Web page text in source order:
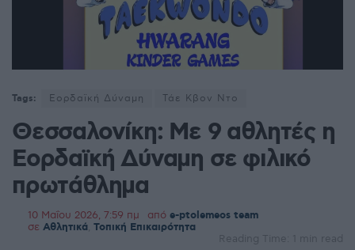
Tags: Εορδαϊκή Δύναμη Τάε Κβον Ντο
Θεσσαλονίκη: Με 9 αθλητές η
Εορδαϊκή Δύναμη σε φιλικό
πρωτάθλημα
10 Μαΐου 2026, 7:59 πμ από e-ptolemeos team
σε Αθλητικά Τοπική Επικαιρότητα
Reading Time: 1 min read